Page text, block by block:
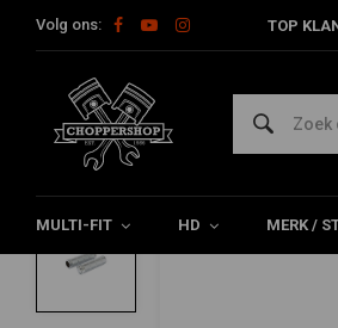
Volg ons: TOP
MULTI-FIT HD MERK /
Home Multi-fit Stuur & Toebehoor
MCS
1 "Bomber Knurled